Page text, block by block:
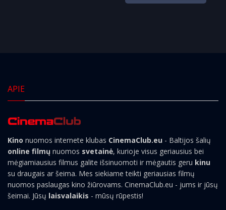
APIE
Kino nuomos internete klubas CinemaClub.eu - Baltijos šalių
online filmų nuomos svetainė, kurioje visus geriausius bei
mėgiamiausius filmus galite išsinuomoti ir mėgautis geru kinu
su draugais ar šeima. Mes siekiame teikti geriausias filmų
nuomos paslaugas kino žiūrovams. CinemaClub.eu - jums ir jūsų
šeimai. Jūsų laisvalaikis - mūsų rūpestis!